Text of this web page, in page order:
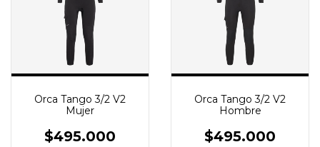
Orca Tango 3/2 V2
Mujer
$495.000
Orca Tango 3/2 V2
Hombre
$495.000